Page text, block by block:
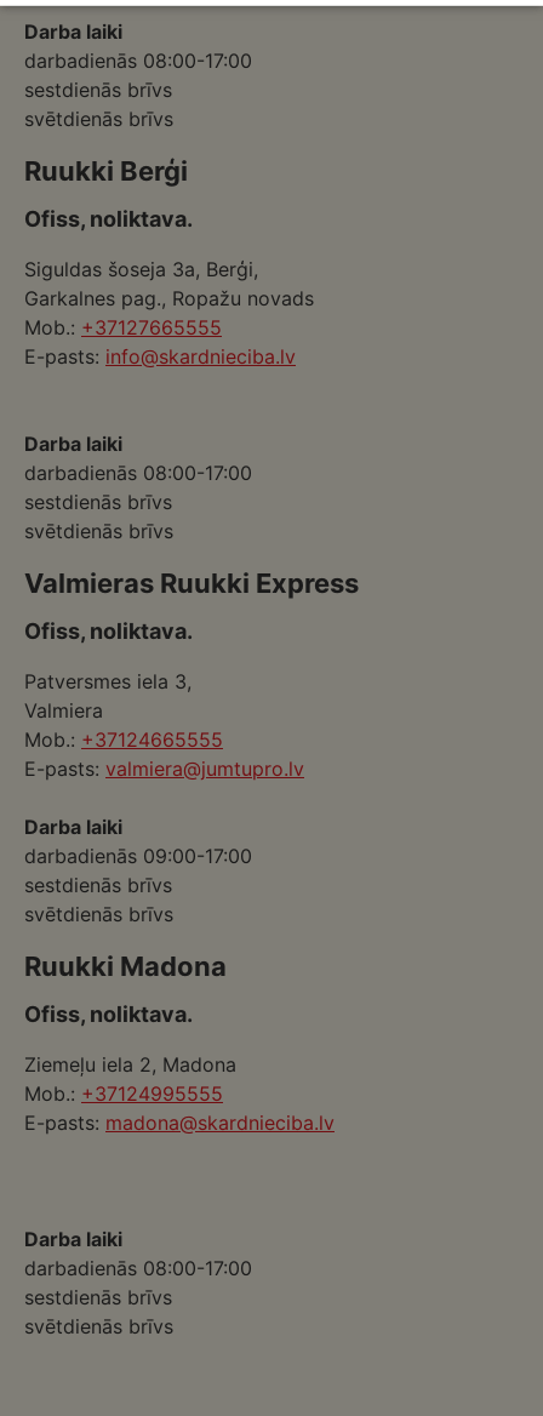
Darba laiki
darbadienās 08:00-17:00
sestdienās brīvs
svētdienās brīvs
Ruukki Berģi
Ofiss, noliktava.
Siguldas šoseja 3a, Berģi,
Garkalnes pag., Ropažu novads
Mob.: +37127665555
E-pasts: info@skardnieciba.lv
Darba laiki
darbadienās 08:00-17:00
sestdienās brīvs
svētdienās brīvs
Valmieras Ruukki Express
Ofiss, noliktava.
Patversmes iela 3,
Valmiera
Mob.: +37124665555
E-pasts: valmiera@jumtupro.lv
Darba laiki
darbadienās 09:00-17:00
sestdienās brīvs
svētdienās brīvs
Ruukki Madona
Ofiss, noliktava.
Ziemeļu iela 2, Madona
Mob.: +37124995555
E-pasts: madona@skardnieciba.lv
Darba laiki
darbadienās 08:00-17:00
sestdienās brīvs
svētdienās brīvs